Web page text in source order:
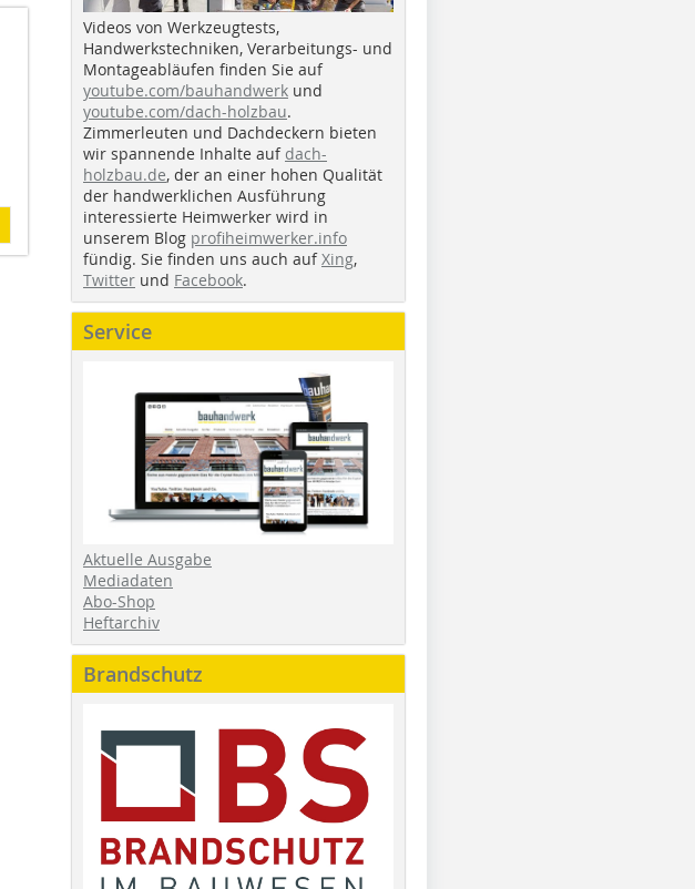
Videos von Werkzeugtests,
Handwerkstechniken, Verarbeitungs- und
Montageabläufen finden Sie auf
youtube.com/bauhandwerk und
youtube.com/dach-holzbau.
Zimmerleuten und Dachdeckern bieten
wir spannende Inhalte auf dach-
holzbau.de, der an einer hohen Qualität
der handwerklichen Ausführung
interessierte Heimwerker wird in
unserem Blog profiheimwerker.info
fündig. Sie finden uns auch aufXing,
Twitter und Facebook.
Service
Aktuelle Ausgabe
Mediadaten
Abo-Shop
Heftarchiv
Brandschutz